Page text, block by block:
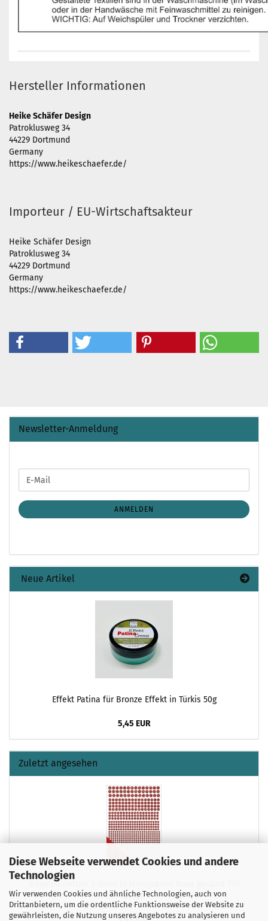
Diese Webseite verwendet Cookies und andere
Technologien
Wir verwenden Cookies und ähnliche Technologien, auch von
Drittanbietern, um die ordentliche Funktionsweise der Website zu
gewährleisten, die Nutzung unseres Angebotes zu analysieren und
Hersteller Informationen
Heike Schäfer Design
Patroklusweg 34
44229 Dortmund
Germany
https://www.heikeschaefer.de/
Importeur / EU-Wirtschaftsakteur
Heike Schäfer Design
Patroklusweg 34
44229 Dortmund
Germany
https://www.heikeschaefer.de/
Newsletter-Anmeldung
ZUR
ANMELDUNG
E-
Mail
ANMELDEN
Neue Artikel
Effekt Patina für Bronze Effekt in Türkis 50g
5,45 EUR
Zuletzt angesehen
Bügelpailletten 3-8mm in Hologramm Rosa gesamt 739
Stück